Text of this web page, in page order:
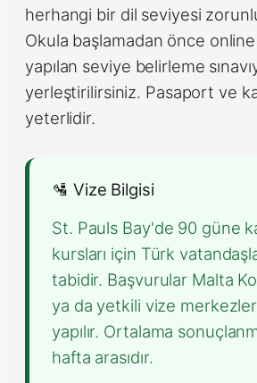
herhangi bir dil seviyesi
Okula başlamadan önce
yapılan seviye belirleme
yerleştirilirsiniz. Pasaport ve
yeterlidir.
🛂 Vize Bilgisi
St. Pauls Bay'de 90 güne
kursları için Türk
tabidir. Başvurular Malta
ya da yetkili vize merkezleri
yapılır. Ortalama
hafta arasıdır.